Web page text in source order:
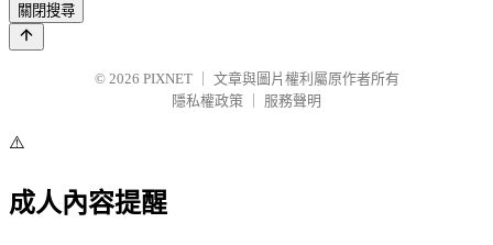
關閉搜尋
© 2026 PIXNET
文章與圖片權利屬原作者所有
隱私權政策
服務聲明
⚠️
成人內容提醒